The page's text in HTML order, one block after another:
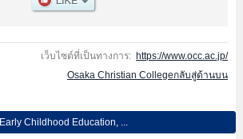
เว็บไซต์ที่เป็นทางการ: https://www.occ.ac.jp/
Osaka Christian Collegeกลับสู่ด้านบน
Early Childhood Education, ...